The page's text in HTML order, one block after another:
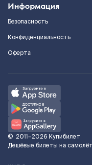
Информация
Безопасность
Конфиденциальность
Оферта
© 2011–2026 Купибилет
Дешёвые билеты на самолёт